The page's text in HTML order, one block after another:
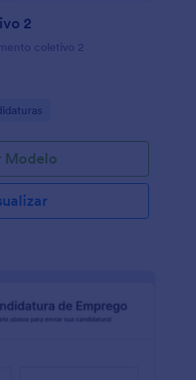
2
coletivo 2
Modelo